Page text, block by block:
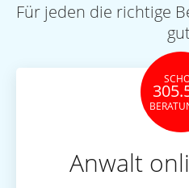
Für jeden die richtige
Anwalt